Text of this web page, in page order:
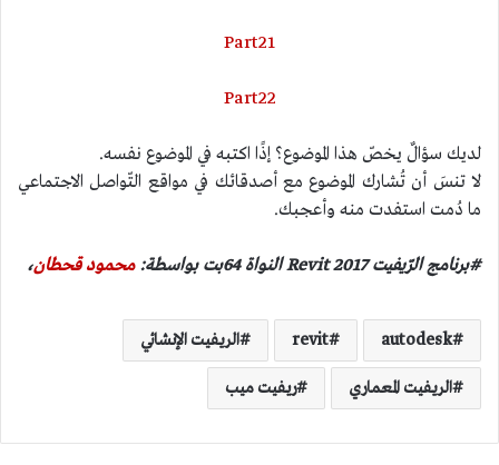
Part21
Part22
لديك سؤالٌ يخصّ هذا الموضوع؟ إذًا اكتبه في الموضوع نفسه.
لا تنسَ أن تُشارك الموضوع مع أصدقائك في مواقع التّواصل الاجتماعي
ما دُمت استفدت منه وأعجبك.
#برنامج الرّيفيت 2017 Revit النواة 64بت بواسطة: محمود قحطان،
autodesk
revit الريفيت الإنشائي
الريفيت المعماري ريفيت ميب